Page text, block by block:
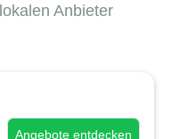
Anbieter
Angebote entdecken